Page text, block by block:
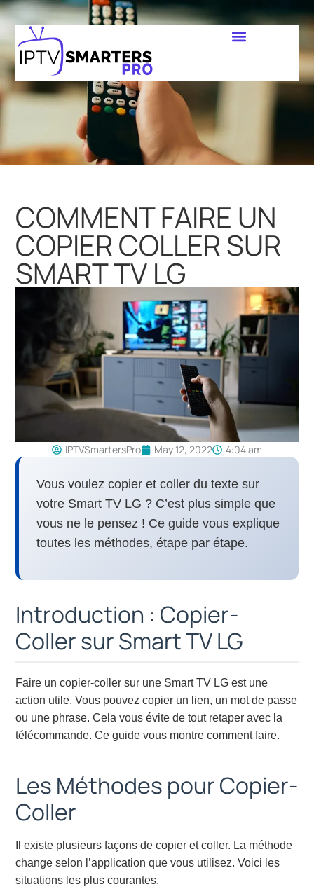
COMMENT FAIRE UN
COPIER COLLER SUR
SMART TV LG
IPTVSmartersPro May 12, 2022 4:04 am
Vous voulez copier et coller du texte sur
votre Smart TV LG ? C’est plus simple que
vous ne le pensez ! Ce guide vous explique
toutes les méthodes, étape par étape.
Introduction : Copier-
Coller sur Smart TV LG
Faire un copier-coller sur une Smart TV LG est une
action utile. Vous pouvez copier un lien, un mot de passe
ou une phrase. Cela vous évite de tout retaper avec la
télécommande. Ce guide vous montre comment faire.
Les Méthodes pour Copier-
Coller
Il existe plusieurs façons de copier et coller. La méthode
change selon l’application que vous utilisez. Voici les
situations les plus courantes.